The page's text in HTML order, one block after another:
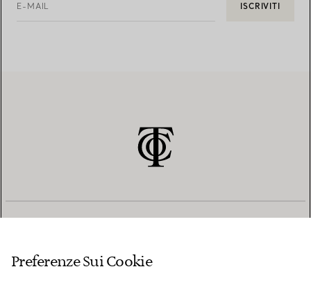
E-MAIL ISCRIVITI
Preferenze Sui Cookie